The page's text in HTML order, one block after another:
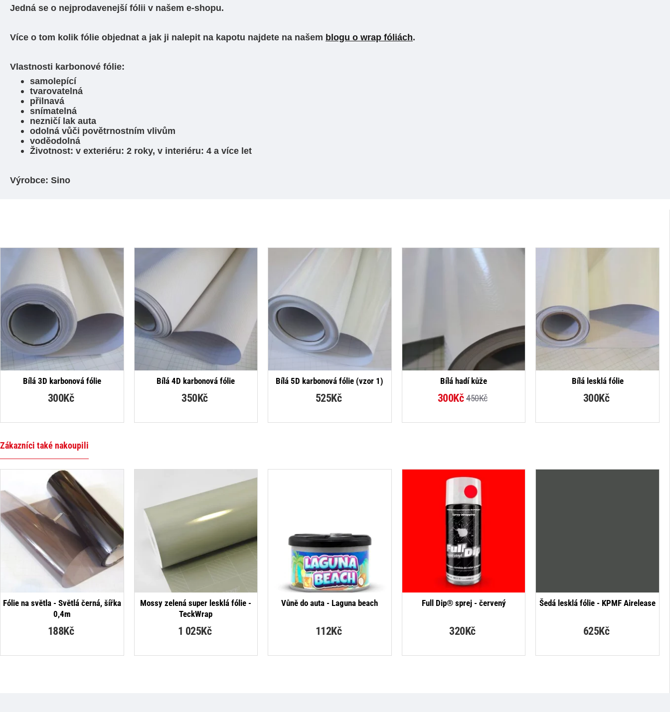
Jedná se o nejprodavenejší fólii v našem e-shopu.
Více o tom kolik fólie objednat a jak ji nalepit na kapotu najdete na našem blogu o wrap fóliách.
Vlastnosti karbonové fólie:
samolepící
tvarovatelná
přilnavá
snímatelná
nezničí lak auta
odolná vůči povětrnostním vlivům
voděodolná
Životnost: v exteriéru: 2 roky, v interiéru: 4 a více let
Výrobce: Sino
NEJPRODÁVANĚJŠÍ
Bílá 3D karbonová fólie
300Kč
NEJPRODÁVANĚJŠÍ
Bílá 4D karbonová fólie
350Kč
Bílá 5D karbonová fólie (vzor 1)
525Kč
Bílá hadí kůže
300Kč 450Kč
NEJPRODÁVANĚJŠÍ
Bílá lesklá fólie
300Kč
Zákazníci také nakoupili
NEJPRODÁVANĚJŠÍ
Fólie na světla - Světlá černá, šířka
0,4m
188Kč
Mossy zelená super lesklá fólie -
TeckWrap
1 025Kč
Vůně do auta - Laguna beach
112Kč
Full Dip® sprej - červený
320Kč
Šedá lesklá fólie - KPMF Airelease
625Kč